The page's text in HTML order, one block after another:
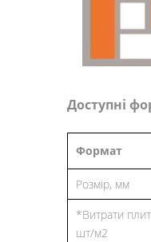
Доступні
Формат
Розмір, мм
*Витрати
шт/м2